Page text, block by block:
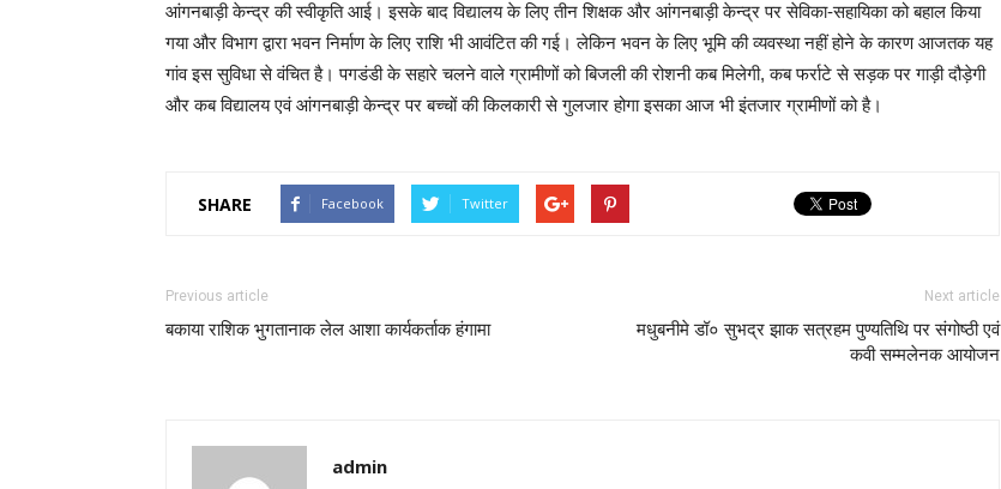
आंगनबाड़ी केन्द्र की स्वीकृति आई। इसके बाद विद्यालय के लिए तीन शिक्षक और आंगनबाड़ी केन्द्र पर सेविका-सहायिका को बहाल किया
गया और विभाग द्वारा भवन निर्माण के लिए राशि भी आवंटित की गई। लेकिन भवन के लिए भूमि की व्यवस्था नहीं होने के कारण आजतक यह
गांव इस सुविधा से वंचित है। पगडंडी के सहारे चलने वाले ग्रामीणों को बिजली की रोशनी कब मिलेगी, कब फर्राटे से सड़क पर गाड़ी दौड़ेगी
और कब विद्यालय एवं आंगनबाड़ी केन्द्र पर बच्चों की किलकारी से गुलजार होगा इसका आज भी इंतजार ग्रामीणों को है।
SHARE Facebook Twitter
Previous article
बकाया राशिक भुगतानाक लेल आशा कार्यकर्ताक हंगामा
Next article
मधुबनीमे डॉ० सुभद्र झाक सत्रहम पुण्यतिथि पर संगोष्ठी एवं
कवी सम्मलेनक आयोजन
admin